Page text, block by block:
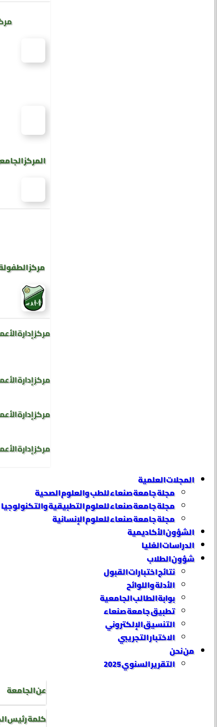
المركز
مركز
مركز إدارة
مركز إدارة
مركز إدارة
مركز إدارة
المجلات العلمية
مجلة جامعة صنعاء للطب والعلوم الصحية
مجلة جامعة صنعاء للعلوم التطبيقية والتكنولوجيا
مجلة جامعة صنعاء للعلوم الإنسانية
الشؤون الأكاديمية
الدراسات العُليا
شؤون الطلاب
نتائج اختبارات القبول
الأدلة واللوائح
بوابة الطالب الجامعية
تطبيق جامعة صنعاء
التنسيق الإلكتروني
الاختبار التجريبي
من نحن
التقرير السنوي 2025
عن الجامعة
كلمة رئيس